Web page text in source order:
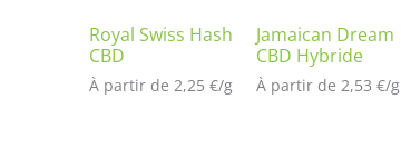
io
n
cli
Royal Swiss Hash
CBD
À partir de 2,25 €/g
Jamaican Dream
CBD Hybride
À partir de 2,53 €/g